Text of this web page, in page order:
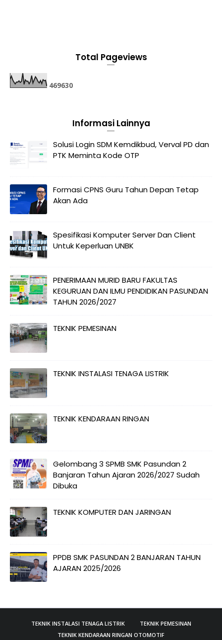
Total Pageviews
469630
Informasi Lainnya
Solusi Login SDM Kemdikbud, Verval PD dan
PTK Meminta Kode OTP
Formasi CPNS Guru Tahun Depan Tetap
Akan Ada
Spesifikasi Komputer Server Dan Client
Untuk Keperluan UNBK
PENERIMAAN MURID BARU FAKULTAS
KEGURUAN DAN ILMU PENDIDIKAN PASUNDAN
TAHUN 2026/2027
TEKNIK PEMESINAN
TEKNIK INSTALASI TENAGA LISTRIK
TEKNIK KENDARAAN RINGAN
Gelombang 3 SPMB SMK Pasundan 2
Banjaran Tahun Ajaran 2026/2027 Sudah
Dibuka
TEKNIK KOMPUTER DAN JARINGAN
PPDB SMK PASUNDAN 2 BANJARAN TAHUN
AJARAN 2025/2026
TEKNIK INSTALASI TENAGA LISTRIK
TEKNIK PEMESINAN
TEKNIK KENDARAAN RINGAN OTOMOTIF